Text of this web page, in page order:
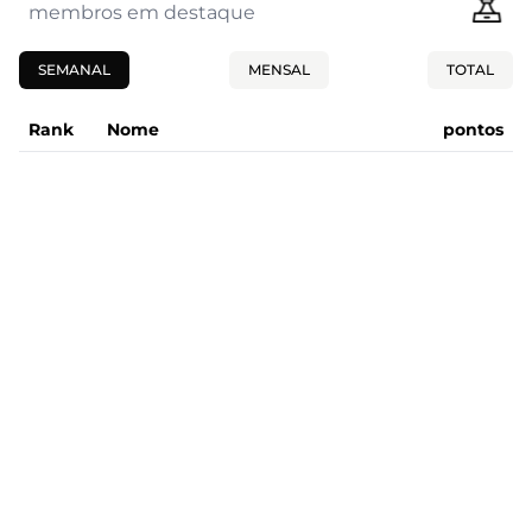
membros em destaque
SEMANAL MENSAL TOTAL
Rank Nome pontos